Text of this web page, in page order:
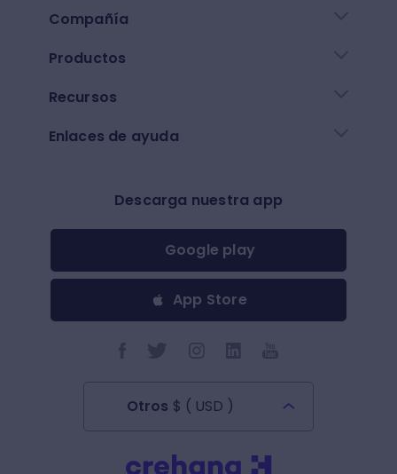
Compañía
Productos
Recursos
Enlaces de ayuda
Descarga nuestra app
Google play
App Store
Otros $ ( USD )